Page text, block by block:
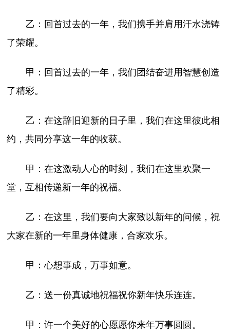
乙：回首过去的一年，我们携手并肩用汗水浇铸
了荣耀。
甲：回首过去的一年，我们团结奋进用智慧创造
了精彩。
乙：在这辞旧迎新的日子里，我们在这里彼此相
约，共同分享这一年的收获。
甲：在这激动人心的时刻，我们在这里欢聚一
堂，互相传递新一年的祝福。
乙：在这里，我们要向大家致以新年的问候，祝
大家在新的一年里身体健康，合家欢乐。
甲：心想事成，万事如意。
乙：送一份真诚地祝福祝你新年快乐连连。
甲：许一个美好的心愿愿你来年万事圆圆。